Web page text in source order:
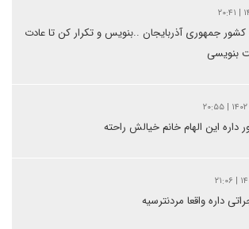
جمهوری آذربایجان ..بنویس و تکرار کن تا عادت
بنویسی
داره این الهام خانم خیالش راحته
داره واقعا مردنترسیه